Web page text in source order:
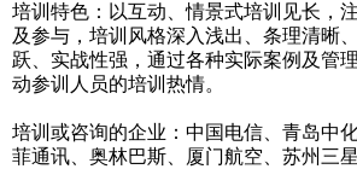
培训特色：以互动、情景式培训见长，
及参与，培训风格深入浅出、条理清晰
跃、实战性强，通过各种实际案例及管
动参训人员的培训热情。
培训或咨询的企业：中国电信、青岛中
菲通讯、奥林巴斯、厦门航空、苏州三